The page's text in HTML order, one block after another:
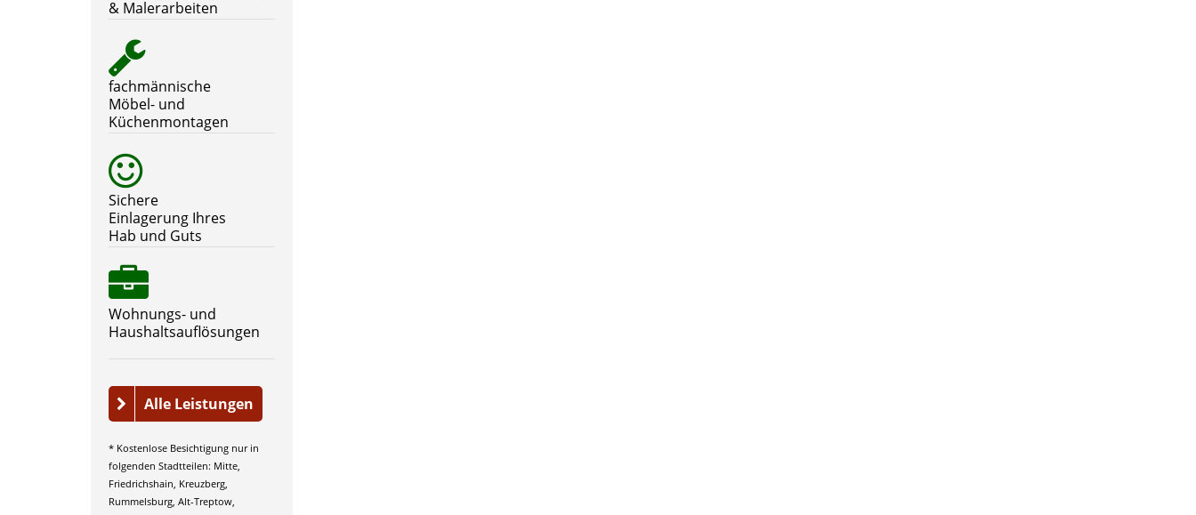
& Malerarbeiten
fachmännische
Möbel- und
Küchenmontagen
Sichere
Einlagerung Ihres
Hab und Guts
Wohnungs- und
Haushaltsauflösungen
Alle Leistungen
* Kostenlose Besichtigung nur in
folgenden Stadtteilen: Mitte,
Friedrichshain, Kreuzberg,
Rummelsburg, Alt-Treptow,